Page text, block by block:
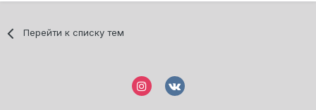
Перейти к списку тем